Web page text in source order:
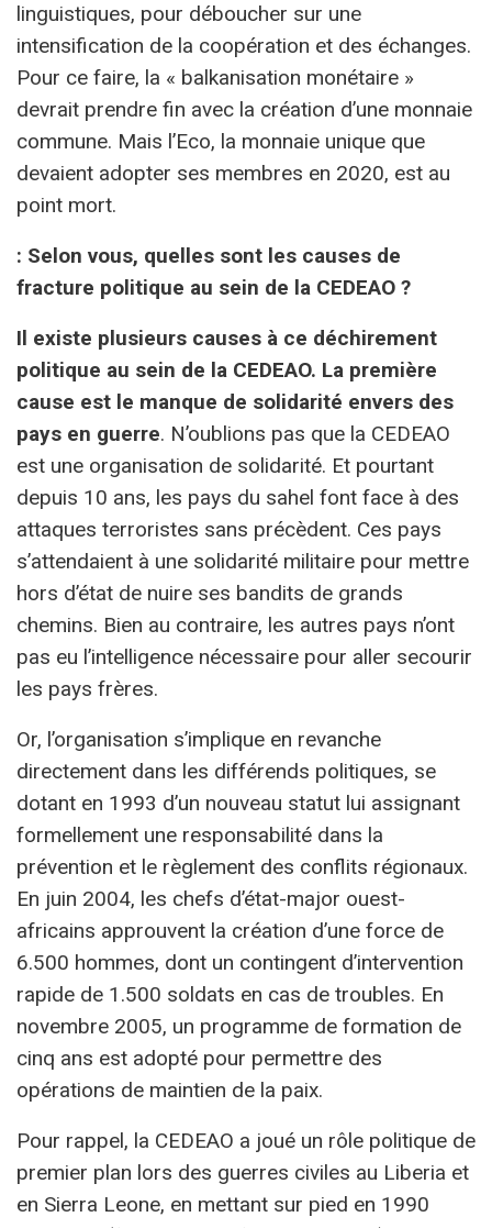
linguistiques, pour déboucher sur une
intensification de la coopération et des échanges.
Pour ce faire, la « balkanisation monétaire »
devrait prendre fin avec la création d’une monnaie
commune. Mais l’Eco, la monnaie unique que
devaient adopter ses membres en 2020, est au
point mort.
: Selon vous, quelles sont les causes de
fracture politique au sein de la CEDEAO ?
Il existe plusieurs causes à ce déchirement
politique au sein de la CEDEAO. La première
cause est le manque de solidarité envers des
pays en guerre. N’oublions pas que la CEDEAO
est une organisation de solidarité. Et pourtant
depuis 10 ans, les pays du sahel font face à des
attaques terroristes sans précèdent. Ces pays
s’attendaient à une solidarité militaire pour mettre
hors d’état de nuire ses bandits de grands
chemins. Bien au contraire, les autres pays n’ont
pas eu l’intelligence nécessaire pour aller secourir
les pays frères.
Or, l’organisation s’implique en revanche
directement dans les différends politiques, se
dotant en 1993 d’un nouveau statut lui assignant
formellement une responsabilité dans la
prévention et le règlement des conflits régionaux.
En juin 2004, les chefs d’état-major ouest-
africains approuvent la création d’une force de
6.500 hommes, dont un contingent d’intervention
rapide de 1.500 soldats en cas de troubles. En
novembre 2005, un programme de formation de
cinq ans est adopté pour permettre des
opérations de maintien de la paix.
Pour rappel, la CEDEAO a joué un rôle politique de
premier plan lors des guerres civiles au Liberia et
en Sierra Leone, en mettant sur pied en 1990